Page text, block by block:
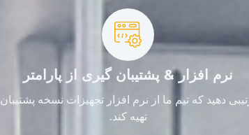
نرم افزار & پشتیبان گیری از پارامتر
دهید که تیم ما از نرم افزار تجهیزات نسخه پشتیبان
تهیه کند.